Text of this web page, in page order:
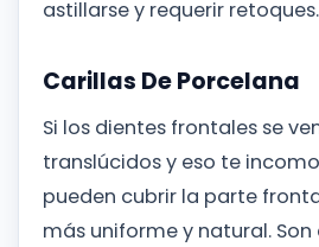
astillarse y requerir retoques.
Carillas De Porcelana
Si los dientes frontales se
translúcidos y eso te
pueden cubrir la parte
más uniforme y natural.